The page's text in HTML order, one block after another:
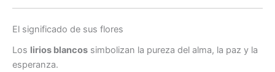
El significado de sus flores
Los lirios blancos simbolizan la pureza del alma, la paz y la
esperanza.